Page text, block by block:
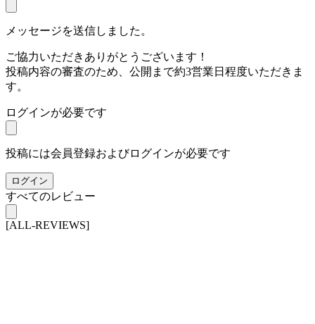
メッセージを送信しました。
ご協力いただきありがとうございます！
投稿内容の審査のため、公開まで約3営業日程度いただきま
す。
ログインが必要です
投稿には会員登録およびログインが必要です
ログイン
すべてのレビュー
[ALL-REVIEWS]